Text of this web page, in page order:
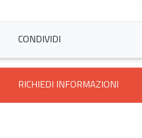
CONDIVIDI
RICHIEDI INFORMAZIONI